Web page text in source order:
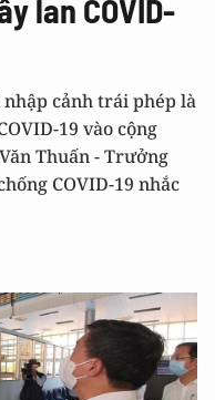
lan COVID-
cảnh trái phép là
19 vào cộng
Thuấn - Trưởng
COVID-19 nhắc